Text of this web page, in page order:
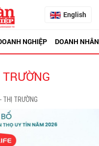
English
NGHIỆP DOANH NHÂN
THỊ TRƯỜNG